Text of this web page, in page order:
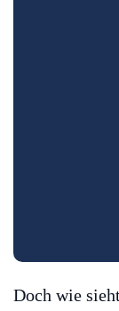
Doch wie